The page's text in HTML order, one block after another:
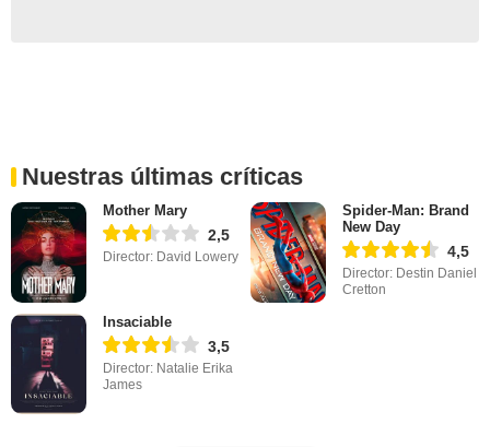
Nuestras últimas críticas
Mother Mary
2,5
Director: David Lowery
Spider-Man: Brand
New Day
4,5
Director: Destin Daniel
Cretton
Insaciable
3,5
Director: Natalie Erika
James